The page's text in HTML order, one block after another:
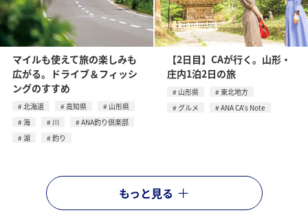
マイルも使えて旅の楽しみも
広がる。ドライブ＆フィッシ
ングのすすめ
北海道 高知県
山形県
海
川
ANA釣り倶楽部
湖
釣り
【2日目】CAが行く。山形・
庄内1泊2日の旅
山形県
東北地方
グルメ
ANA CA's Note
もっと見る